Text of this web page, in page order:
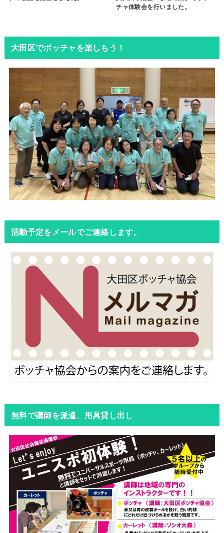
チャ体験会を行いました。
大田区でボッチャを楽しもう！
活動予定をメールでご連絡します。
無料で講師を派遣、用具貸し出し